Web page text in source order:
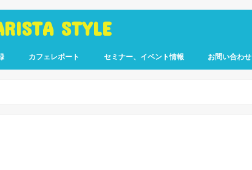
STYLE
カフェレポート セミナー、イベント情報 お問い合わせ